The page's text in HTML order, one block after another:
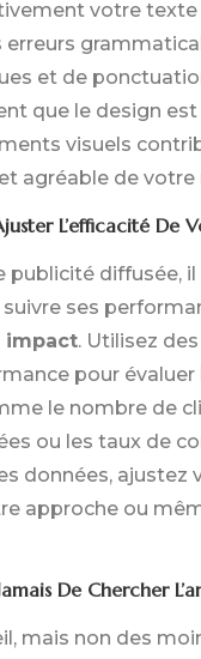
votre
erreurs
et de
que le design
visuels
agréable de votre
L’efficacité De
publicité diffusée,
ses
impact. Utilisez
pour évaluer
le nombre de
ou les taux de
données, ajustez
approche ou
De Chercher
mais non des